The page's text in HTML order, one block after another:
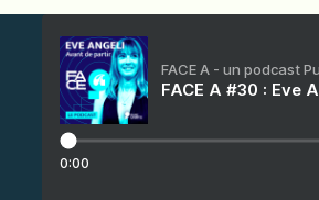
FACE A - un podcast
FACE A #30 : Eve
0:00